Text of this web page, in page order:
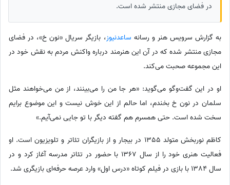
در فضای مجازی منتشر شده است.
به گزارش سرویس هنر و رسانه ساعدنیوز، بازیگر سریال «نون خ»، در فضای
مجازی منتشر شده که در آن این هنرمند درباره واکنش مردم به نقش خود در
این مجموعه صحبت می‌کند.
او در این گفت‌وگو می‌گوید: «هر جا من را می‌بینند، از من می‌خواهند مثل
سلمان در نون خ بخندم، اما حالم از این خوش نیست و این موضوع برایم
سخت شده است. حتی همسرم هم گفته دیگر با تو جایی نمی‌آیم.»
کاظم نوربخش متولد 1355 در بیجار و از بازیگران تئاتر و تلویزیون است. او
فعالیت هنری خود را از سال 1367 با حضور در تئاتر مدرسه آغاز کرد و در
سال 1384 با بازی در فیلم کوتاه «درس اول» وارد عرصه حرفه‌ای بازیگری شد.